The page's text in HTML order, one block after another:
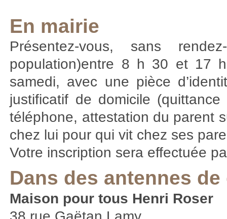
En mairie
Présentez-vous, sans
population)entre 8 h 30 et 17
samedi, avec une pièce
justificatif de domicile
téléphone, attestation du parent
chez lui pour qui vit chez ses
Votre inscription sera effectuée
Dans des antennes
Maison pour tous Henri Roser